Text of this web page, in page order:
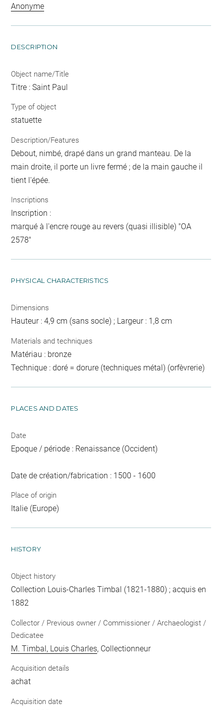
Anonyme
DESCRIPTION
Object name/Title
Titre : Saint Paul
Type of object
statuette
Description/Features
Debout, nimbé, drapé dans un grand manteau. De la
main droite, il porte un livre fermé ; de la main gauche il
tient l'épée.
Inscriptions
Inscription :
marqué à l'encre rouge au revers (quasi illisible) "OA
2578"
PHYSICAL CHARACTERISTICS
Dimensions
Hauteur : 4,9 cm (sans socle) ; Largeur : 1,8 cm
Materials and techniques
Matériau : bronze
Technique : doré = dorure (techniques métal) (orfèvrerie)
PLACES AND DATES
Date
Epoque / période : Renaissance (Occident)
Date de création/fabrication : 1500 - 1600
Place of origin
Italie (Europe)
HISTORY
Object history
Collection Louis-Charles Timbal (1821-1880) ; acquis en
1882
Collector / Previous owner / Commissioner / Archaeologist /
Dedicatee
M. Timbal, Louis Charles, Collectionneur
Acquisition details
achat
Acquisition date